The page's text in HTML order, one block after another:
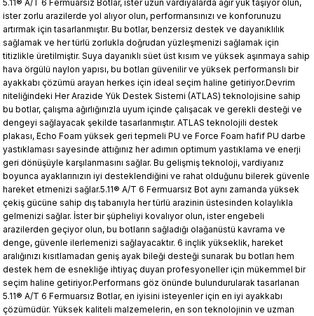
5.11® A/T 6 Fermuarsız Botlar, ister uzun vardiyalarda ağır yük taşıyor olun,
ister zorlu arazilerde yol alıyor olun, performansınızı ve konforunuzu
artırmak için tasarlanmıştır. Bu botlar, benzersiz destek ve dayanıklılık
sağlamak ve her türlü zorlukla doğrudan yüzleşmenizi sağlamak için
titizlikle üretilmiştir. Suya dayanıklı süet üst kısım ve yüksek aşınmaya sahip
hava örgülü naylon yapısı, bu botları güvenilir ve yüksek performanslı bir
ayakkabı çözümü arayan herkes için ideal seçim haline getiriyor.Devrim
niteliğindeki Her Arazide Yük Destek Sistemi (ATLAS) teknolojisine sahip
bu botlar, çalışma ağırlığınızla uyum içinde çalışacak ve gerekli desteği ve
dengeyi sağlayacak şekilde tasarlanmıştır. ATLAS teknolojili destek
plakası, Echo Foam yüksek geri tepmeli PU ve Force Foam hafif PU darbe
yastıklaması sayesinde attığınız her adımın optimum yastıklama ve enerji
geri dönüşüyle ​​karşılanmasını sağlar. Bu gelişmiş teknoloji, vardiyanız
boyunca ayaklarınızın iyi desteklendiğini ve rahat olduğunu bilerek güvenle
hareket etmenizi sağlar.5.11® A/T 6 Fermuarsız Bot aynı zamanda yüksek
çekiş gücüne sahip dış tabanıyla her türlü arazinin üstesinden kolaylıkla
gelmenizi sağlar. İster bir şüpheliyi kovalıyor olun, ister engebeli
arazilerden geçiyor olun, bu botların sağladığı olağanüstü kavrama ve
denge, güvenle ilerlemenizi sağlayacaktır. 6 inçlik yükseklik, hareket
aralığınızı kısıtlamadan geniş ayak bileği desteği sunarak bu botları hem
destek hem de esnekliğe ihtiyaç duyan profesyoneller için mükemmel bir
seçim haline getiriyor.Performans göz önünde bulundurularak tasarlanan
5.11® A/T 6 Fermuarsız Botlar, en iyisini isteyenler için en iyi ayakkabı
çözümüdür. Yüksek kaliteli malzemelerin, en son teknolojinin ve uzman